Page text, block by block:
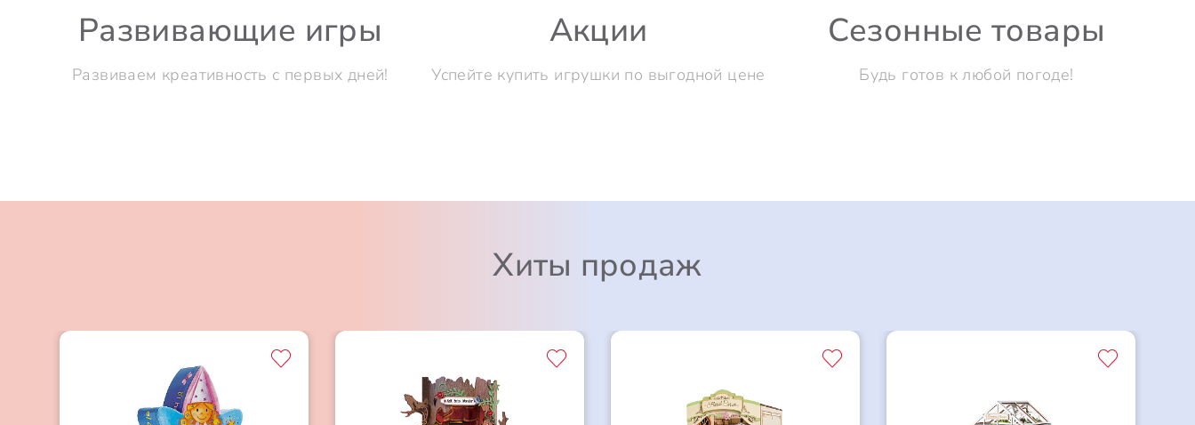
Развивающие игры
Развиваем креативность с первых дней!
Акции
Успейте купить игрушки по выгодной цене
Сезонные товары
Будь готов к любой погоде!
Хиты продаж